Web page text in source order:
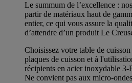
Le summum de l’excellence :
partir de matériaux haut de
entier, ce qui vous assure la
d’attendre d’un produit Le
Choisissez votre table de
plaques de cuisson et à
récipients en acier inoxydable 3-
Ne convient pas aux micro-